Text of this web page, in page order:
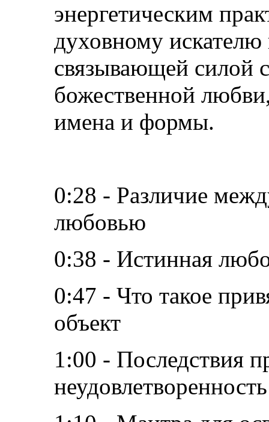
энергетическим
духовному искателю
связывающей силой
божественной
имена и формы.
0:28 - Различие
любовью
0:38 - Истинная
0:47 - Что такое
объект
1:00 - Последствия
неудовлетворенность